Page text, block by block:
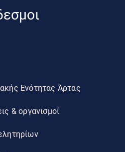
Ενότητας Άρτας
& οργανισμοί